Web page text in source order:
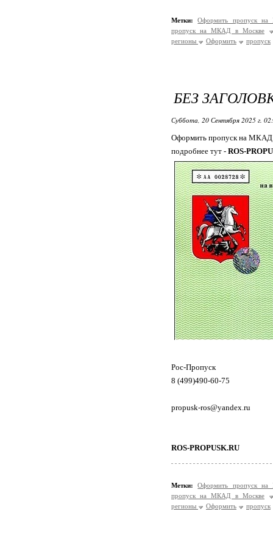
Метки:
Оформить пропуск
пропуск на МКАД в Москве
регионы
Оформить пропуск
БЕЗ
Суббота, 20 Сентября 2025 г.
Оформить пропуск на МКАД
подробнее тут - ROS-
Рос-Пропуск
8 (499)490-60-75
propusk-ros@yandex.ru
ROS-PROPUSK.RU
Метки:
Оформить пропуск
пропуск на МКАД в Москве
регионы
Оформить пропуск